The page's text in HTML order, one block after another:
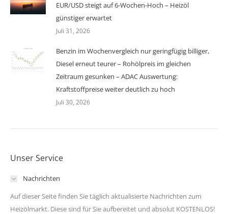
EUR/USD steigt auf 6-Wochen-Hoch – Heizöl
günstiger erwartet
Juli 31, 2026
Benzin im Wochenvergleich nur geringfügig billiger,
Diesel erneut teurer – Rohölpreis im gleichen
Zeitraum gesunken – ADAC Auswertung:
Kraftstoffpreise weiter deutlich zu hoch
Juli 30, 2026
Unser Service
Nachrichten
Auf dieser Seite finden Sie täglich aktualisierte Nachrichten zum
Heizölmarkt. Diese sind für Sie aufbereitet und absolut KOSTENLOS!